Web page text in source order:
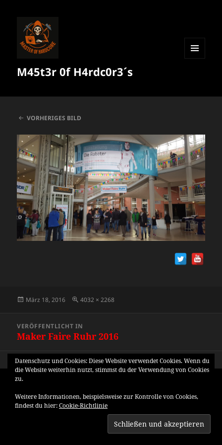
M45t3r 0f H4rdc0r3´s
VORHERIGES BILD
Veröffentlicht
März 18, 2016 Originalgröße
4032 × 2268
VERÖFFENTLICHT IN
Maker Faire Ruhr 2016
Datenschutz und Cookies: Diese Website verwendet Cookies. Wenn du
die Website weiterhin nutzt, stimmst du der Verwendung von Cookies
zu.
Weitere Informationen, beispielsweise zur Kontrolle von Cookies,
findest du hier:Cookie-Richtlinie